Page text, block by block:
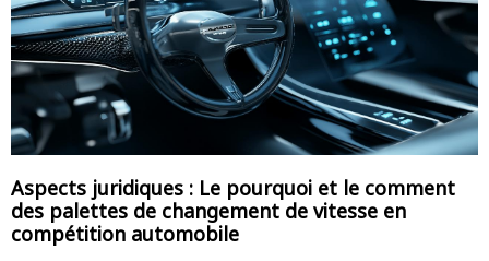
Aspects juridiques : Le pourquoi et le comment
des palettes de changement de vitesse en
compétition automobile